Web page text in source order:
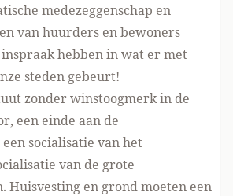
medezeggenschap en
van huurders en bewoners
hebben in wat er met
steden gebeurt!
zonder winstoogmerk in de
een einde aan de
socialisatie van het
van de grote
Huisvesting en grond moeten een